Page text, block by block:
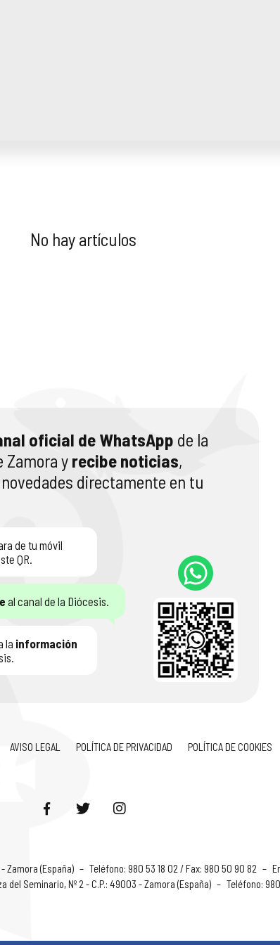
No hay artículos
oficial de WhatsApp de la
Zamora yrecibe noticias,
directamente en tu
de tu móvil
QR.
al canal de la Diócesis.
la información
AVISO LEGAL POLÍTICA DE PRIVACIDAD POLÍTICA DE COOKIES
Zamora (España) – Teléfono: 980 53 18 02 / Fax: 980 50 90 82 –
del Seminario, Nº 2 - C.P.: 49003 - Zamora (España) – Teléfono: